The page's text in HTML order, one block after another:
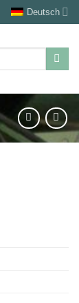
Deutsch